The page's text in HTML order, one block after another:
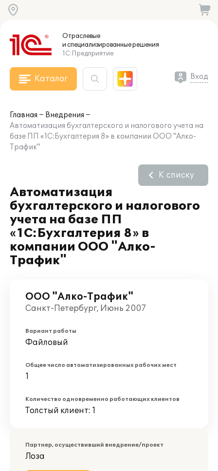
Отраслевые
и специализированныерешения
1С:Предприятие
Каталог Вход
Главная
Внедрения
Автоматизация бухгалтерского и налогового учета на
базе ПП «1С:Бухгалтерия 8» в компании ООО "Алко-
Трафик"
Автоматизация
бухгалтерского и налогового
учета на базе ПП
«1С:Бухгалтерия 8» в
компании ООО "Алко-
Трафик"
К списку
ООО "Алко-Трафик"
Санкт-Петербург, Июнь 2007
Вариант работы
Файловый
Общее число автоматизированных рабочих мест
1
Количество одновременно работающих клиентов
Толстый клиент: 1
Партнер, осуществивший внедрение/проект
Лоза